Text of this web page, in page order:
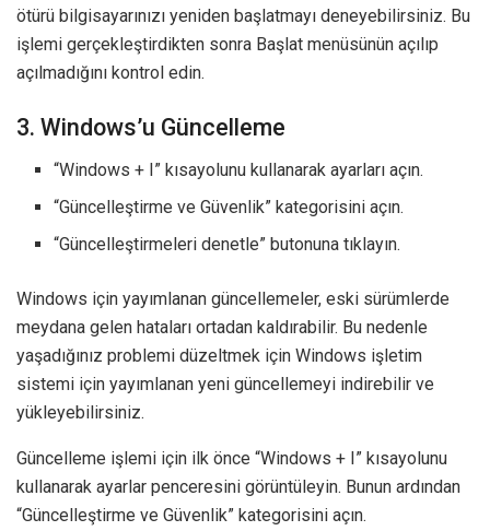
ötürü bilgisayarınızı yeniden başlatmayı deneyebilirsiniz. Bu
işlemi gerçekleştirdikten sonra Başlat menüsünün açılıp
açılmadığını kontrol edin.
3. Windows’u Güncelleme
“Windows + I” kısayolunu kullanarak ayarları açın.
“Güncelleştirme ve Güvenlik” kategorisini açın.
“Güncelleştirmeleri denetle” butonuna tıklayın.
Windows için yayımlanan güncellemeler, eski sürümlerde
meydana gelen hataları ortadan kaldırabilir. Bu nedenle
yaşadığınız problemi düzeltmek için Windows işletim
sistemi için yayımlanan yeni güncellemeyi indirebilir ve
yükleyebilirsiniz.
Güncelleme işlemi için ilk önce “Windows + I” kısayolunu
kullanarak ayarlar penceresini görüntüleyin. Bunun ardından
“Güncelleştirme ve Güvenlik” kategorisini açın.